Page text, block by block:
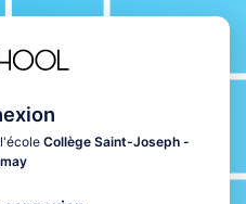
Collège Saint-Joseph -